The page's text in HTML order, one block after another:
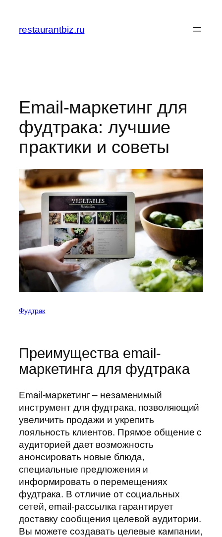
содержимому
restaurantbiz.ru
Email-маркетинг для
фудтрака: лучшие
практики и советы
Фудтрак
Преимущества email-
маркетинга для фудтрака
Email-маркетинг – незаменимый
инструмент для фудтрака, позволяющий
увеличить продажи и укрепить
лояльность клиентов. Прямое общение с
аудиторией дает возможность
анонсировать новые блюда,
специальные предложения и
информировать о перемещениях
фудтрака. В отличие от социальных
сетей, email-рассылка гарантирует
доставку сообщения целевой аудитории.
Вы можете создавать целевые кампании,